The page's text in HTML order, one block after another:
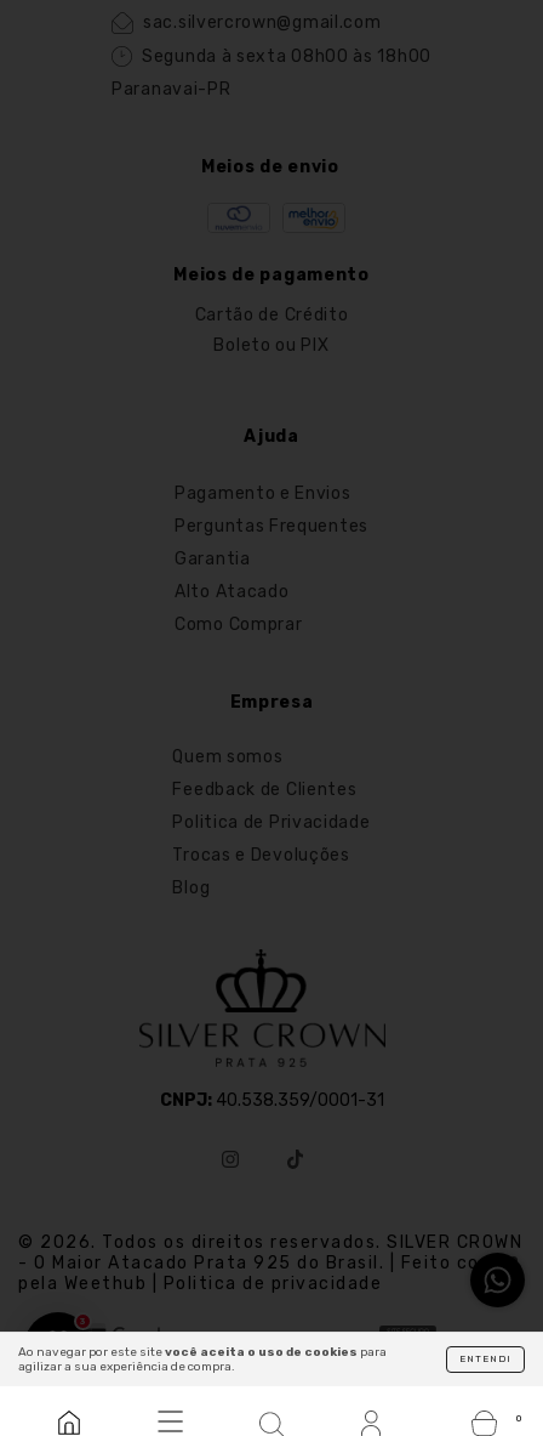
Ao navegar por este sitevocê aceita o uso de cookies para
agilizar a sua experiência de compra.
ENTENDI
0
sac.silvercrown@gmail.com
Segunda à sexta 08h00 às 18h00
Paranavai-PR
Meios de envio
Meios de pagamento
Cartão de Crédito
Boleto ou PIX
Ajuda
Pagamento e Envios
Perguntas Frequentes
Garantia
Alto Atacado
Como Comprar
Empresa
Quem somos
Feedback de Clientes
Politica de Privacidade
Trocas e Devoluções
Blog
CNPJ: 40.538.359/0001-31
© 2026. Todos os direitos reservados. SILVER CROWN
- O Maior Atacado Prata 925 do Brasil. | Feito com
pela Weethub | Politica de privacidade
3